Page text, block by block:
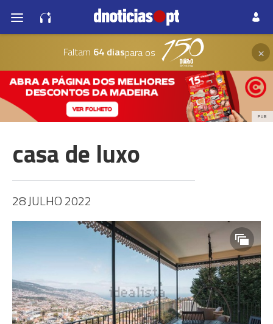
Faltam 64 diaspara os ×
PUB
casa de luxo
28 JULHO 2022